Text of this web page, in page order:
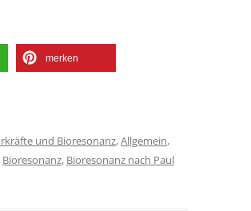
merken
und Bioresonanz,Allgemein,
Bioresonanz, Bioresonanz nach Paul